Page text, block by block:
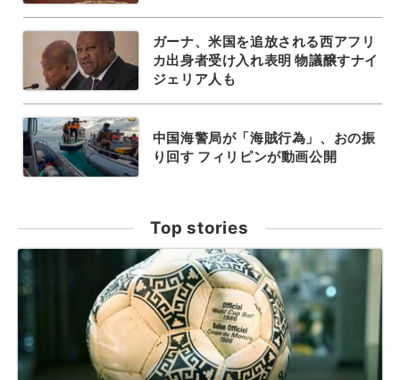
ガーナ、米国を追放される西アフリ
カ出身者受け入れ表明 物議醸すナイ
ジェリア人も
中国海警局が「海賊行為」、おの振
り回す フィリピンが動画公開
Top stories